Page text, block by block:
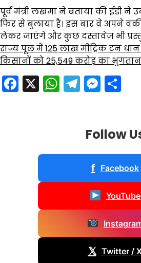
पूर्व मंत्री लखमा ने बताया की ईडी ने
फिर से बुलाया है। इस बार वे अपने
लेकर जाएंगे और कुछ दस्तावेज़ भी
राज्य पूल में 125 लाख मीट्रिक टन
किसानों को 25,549 करोड़ का भुगतान
Facebook
X WhatsApp
Follow
f Facebook
YouTube
𝕏 Twitter /